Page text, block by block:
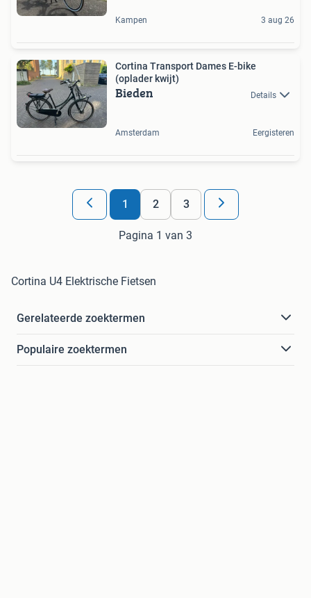
Kampen 3 aug 26
Cortina Transport Dames E-bike
(oplader kwijt)
Bieden Details
Amsterdam Eergisteren
1 2 3
Pagina 1 van 3
Cortina U4 Elektrische Fietsen
Gerelateerde zoektermen
Populaire zoektermen